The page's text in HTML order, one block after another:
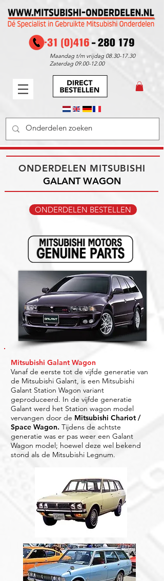
Maandag t/m vrijdag 08.30-17.30
Zaterdag 09.00-12.00
ONDERDELEN MITSUBISHI
GALANT​ WAGON
ONDERDELEN BESTELLEN
Mitsubishi Galant Wagon
Vanaf de eerste tot de vijfde generatie van
de Mitsubishi Galant, is een Mitsubishi
Galant Station Wagon variant
geproduceerd. In de vijfde generatie
Galant werd het Station wagon model
vervangen door de Mitsubishi Chariot /
Space Wagon. Tijdens de achtste
generatie was er pas weer een Galant
Wagon model; hoewel deze wel bekend
stond als de Mitsubishi Legnum.